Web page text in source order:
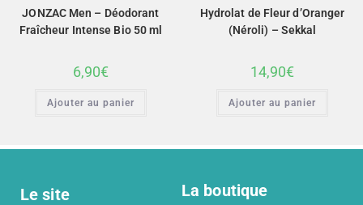
JONZAC Men – Déodorant
Fraîcheur Intense Bio 50 ml
6,90€
Ajouter au panier
Hydrolat de Fleur d’Oranger
(Néroli) – Sekkal
14,90€
Ajouter au panier
Le site La boutique